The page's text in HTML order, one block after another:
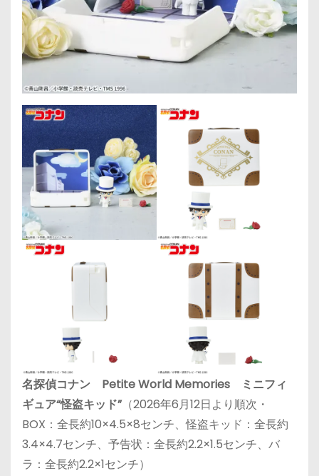
名探偵コナン Petite World Memories ミニフィ
ギュア“怪盗キッド”（2026年6月12日より順次・
BOX：全長約10×4.5×8センチ、怪盗キッド：全長約
3.4×4.7センチ、予告状：全長約2.2×1.5センチ、バ
ラ：全長約2.2×1センチ）